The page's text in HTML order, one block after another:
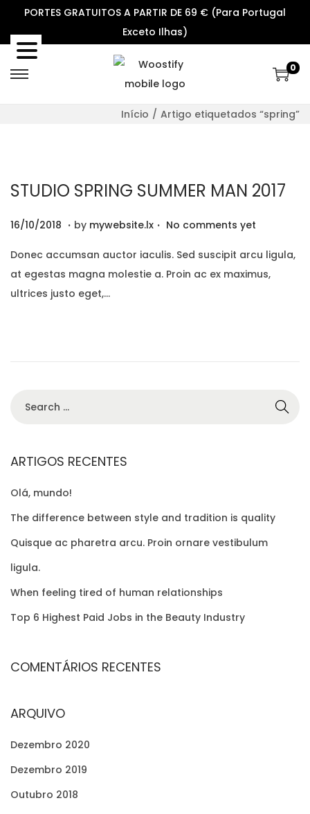
PORTES GRATUITOS A PARTIR DE 69 € (Para Portugal
Exceto Ilhas)
S
i
n
i
g
S
i
c
t
e
0
Início / Artigo etiquetados “spring”
STUDIO SPRING SUMMER MAN 2017
P
s
t
e
16/10/2018 2
/
1
2
. by mywebsite.lx . No comments yet
Donec accumsan auctor iaculis. Sed suscipit arcu ligula,
at egestas magna molestie a. Proin ac ex maximus,
ultrices justo eget,…
r
h
f
:
ARTIGOS RECENTES
Olá, mundo!
The difference between style and tradition is quality
Quisque ac pharetra arcu. Proin ornare vestibulum
ligula.
When feeling tired of human relationships
Top 6 Highest Paid Jobs in the Beauty Industry
COMENTÁRIOS RECENTES
ARQUIVO
Dezembro 2020
Dezembro 2019
Outubro 2018